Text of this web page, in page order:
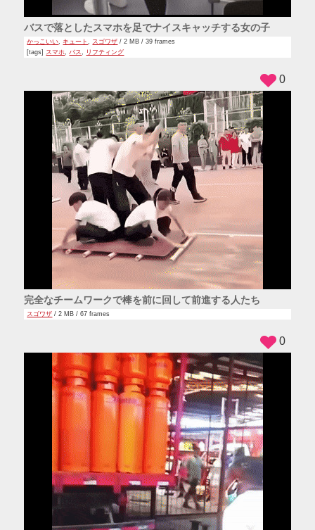
バスで落としたスマホを足でナイスキャッチする女の子
かっこいい, キュート, スゴワザ / 2 MB / 39 frames
[tags] スマホ,バス, リフティング
完全なチームワークで棒を前に回して前進する人たち
スゴワザ / 2 MB / 67 frames
0
0